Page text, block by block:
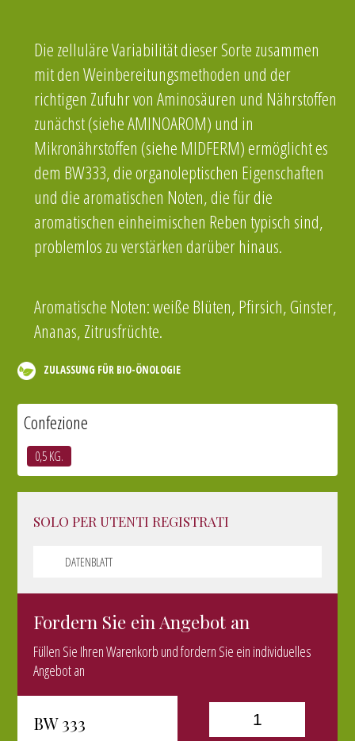
Die zelluläre Variabilität dieser Sorte zusammen
mit den Weinbereitungsmethoden und der
richtigen Zufuhr von Aminosäuren und Nährstoffen
zunächst (siehe AMINOAROM) und in
Mikronährstoffen (siehe MIDFERM) ermöglicht es
dem BW333, die organoleptischen Eigenschaften
und die aromatischen Noten, die für die
aromatischen einheimischen Reben typisch sind,
problemlos zu verstärken darüber hinaus.
Aromatische Noten: weiße Blüten, Pfirsich, Ginster,
Ananas, Zitrusfrüchte.
ZULASSUNG FÜR BIO-ÖNOLOGIE
Confezione
0,5 KG.
SOLO PER UTENTI REGISTRATI
DATENBLATT
Fordern Sie ein Angebot an
Füllen Sie Ihren Warenkorb und fordern Sie ein individuelles
Angebot an
BW 333